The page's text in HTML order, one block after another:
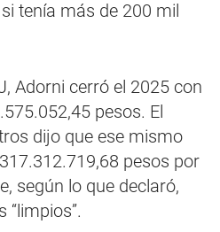
tenía más de 200 mil
Adorni cerró el 2025 con
pesos. El
dijo que ese mismo
pesos por
según lo que declaró,
“limpios”.